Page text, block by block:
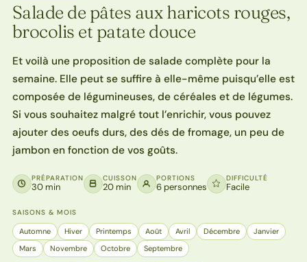
Salade de pâtes aux haricots rouges,
brocolis et patate douce
Et voilà une proposition de salade complète pour la
semaine. Elle peut se suffire à elle-même puisqu’elle est
composée de légumineuses, de céréales et de légumes.
Si vous souhaitez malgré tout l’enrichir, vous pouvez
ajouter des oeufs durs, des dés de fromage, un peu de
jambon en fonction de vos goûts.
PRÉPARATION
30 min
CUISSON
20 min
PORTIONS
6 personnes
DIFFICULTÉ
Facile
SAISONS & MOIS
Automne Hiver Printemps Août Avril Décembre
Janvier
Mars
Novembre Octobre Septembre